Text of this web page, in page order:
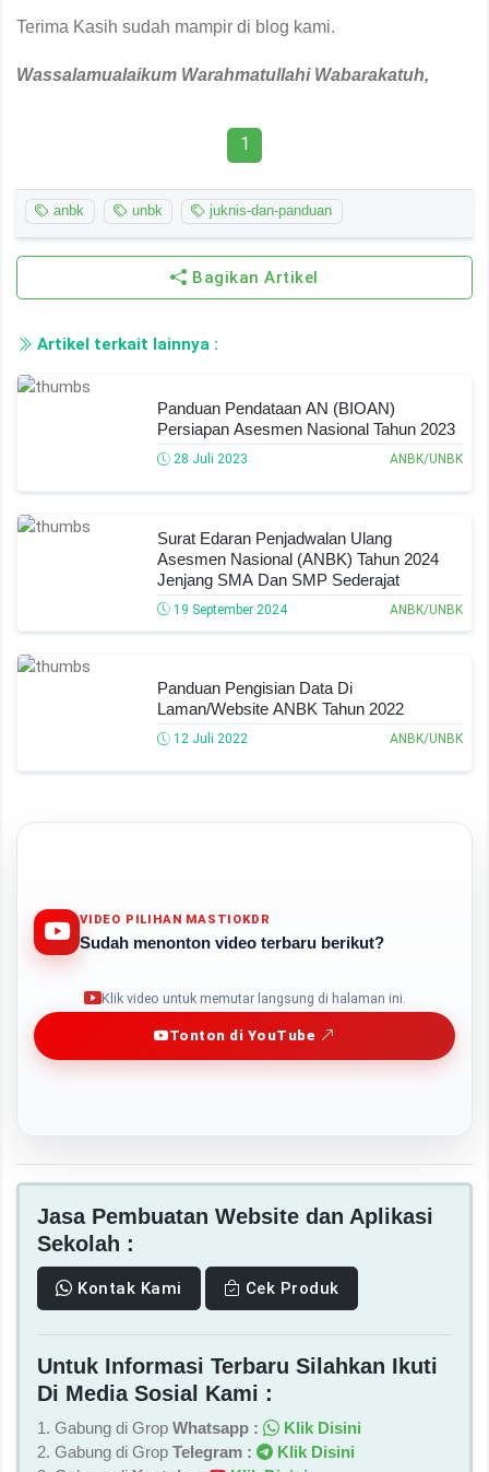
Terima Kasih sudah mampir di blog kami.
Wassalamualaikum Warahmatullahi Wabarakatuh,
1
anbk unbk juknis-dan-panduan
Bagikan Artikel
Artikel terkait lainnya :
Panduan Pendataan AN (BIOAN)
Persiapan Asesmen Nasional Tahun 2023
28 Juli 2023 ANBK/UNBK
Surat Edaran Penjadwalan Ulang
Asesmen Nasional (ANBK) Tahun 2024
Jenjang SMA Dan SMP Sederajat
19 September 2024 ANBK/UNBK
Panduan Pengisian Data Di
Laman/Website ANBK Tahun 2022
12 Juli 2022 ANBK/UNBK
VIDEO PILIHAN MASTIOKDR
Sudah menonton video terbaru berikut?
Klik video untuk memutar langsung di halaman ini.
Tonton di YouTube
Jasa Pembuatan Website dan Aplikasi
Sekolah :
Kontak Kami Cek Produk
Untuk Informasi Terbaru Silahkan Ikuti
Di Media Sosial Kami :
1. Gabung di Grop Whatsapp :
Klik Disini
2. Gabung di Grop Telegram :
Klik Disini